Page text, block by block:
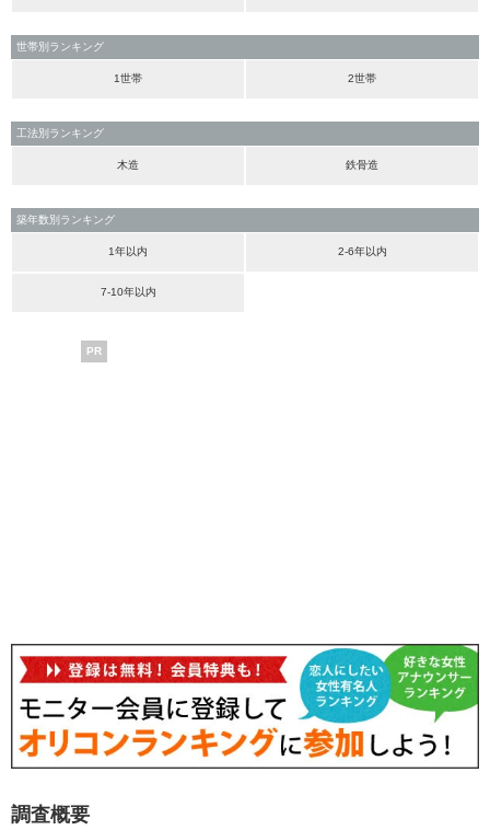
世帯別ランキング
1世帯 2世帯
工法別ランキング
木造 鉄骨造
築年数別ランキング
1年以内 2-6年以内
7-10年以内
PR
調査概要